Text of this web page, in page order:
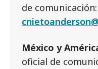
de comunicación:
México y
oficial de